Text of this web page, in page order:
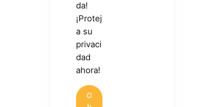
da!
¡Protej
a su
privaci
dad
ahora!
O